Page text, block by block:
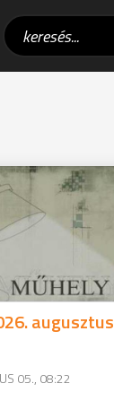
augusztus
05., 08:22